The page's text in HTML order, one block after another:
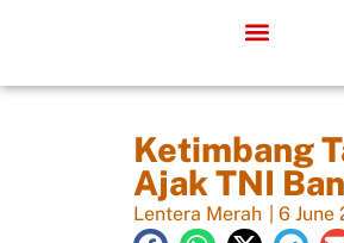
Ketimbang
Ajak TNI
Lentera Merah 6 June